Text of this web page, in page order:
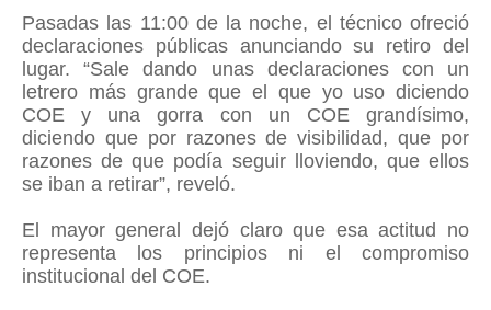
Pasadas las 11:00 de la noche, el técnico ofreció
declaraciones públicas anunciando su retiro del
lugar. “Sale dando unas declaraciones con un
letrero más grande que el que yo uso diciendo
COE y una gorra con un COE grandísimo,
diciendo que por razones de visibilidad, que por
razones de que podía seguir lloviendo, que ellos
se iban a retirar”, reveló.
El mayor general dejó claro que esa actitud no
representa los principios ni el compromiso
institucional del COE.